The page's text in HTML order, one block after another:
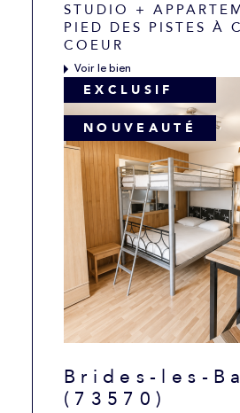
STUDIO +
PIED DES PISTES À
COEUR
Voir le bien
EXCLUSIF
NOUVEAUTÉ
Brides-les-
(73570)